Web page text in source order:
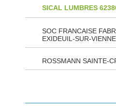
SICAL LUMBRES
SOC FRANCAISE
EXIDEUIL-SUR-
ROSSMANN SAINTE-